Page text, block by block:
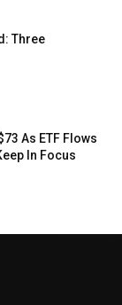
Three
As ETF Flows
In Focus